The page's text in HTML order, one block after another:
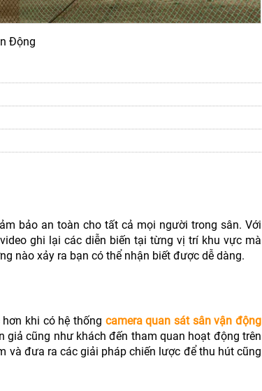
Động
bảo an toàn cho tất cả mọi người trong sân. Với
ghi lại các diễn biến tại từng vị trí khu vực mà
nào xảy ra bạn có thể nhận biết được dễ dàng.
khi có hệ thống camera quan sát sân vận động
cũng như khách đến tham quan hoạt động trên
và đưa ra các giải pháp chiến lược để thu hút cũng